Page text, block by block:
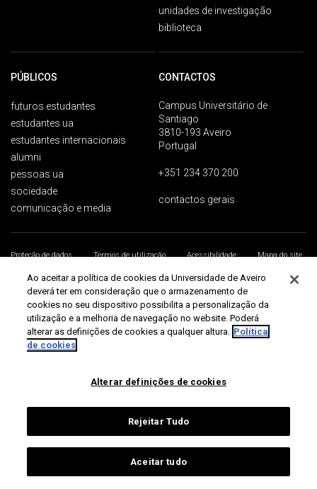
unidades de investigação
biblioteca
PÚBLICOS
futuros estudantes
estudantes ua
estudantes internacionais
alumni
pessoas ua
sociedade
comunicação e media
CONTACTOS
Campus Universitário de
Santiago
3810-193 Aveiro
Portugal
+351 234 370 200
contactos gerais
Proteção de dados Termos de utilização Acessibilidade
Mapa do site
Universidade de Aveiro 2026
Ao aceitar a política de cookies da Universidade de Aveiro
deverá ter em consideração que o armazenamento de
cookies no seu dispositivo possibilita a personalização da
utilização e a melhoria de navegação no website. Poderá
alterar as definições de cookies a qualquer altura. Política
de cookies
Alterar definições de cookies
Rejeitar Tudo
Aceitar tudo